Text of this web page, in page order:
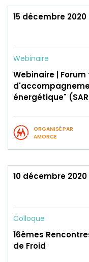
15 décembre 2020
Webinaire
Webinaire |
énergétique"
ORGANISÉ PAR
AMORCE
10 décembre 2020
Colloque
16èmes
de Froid